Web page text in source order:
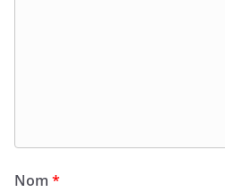
Nom *